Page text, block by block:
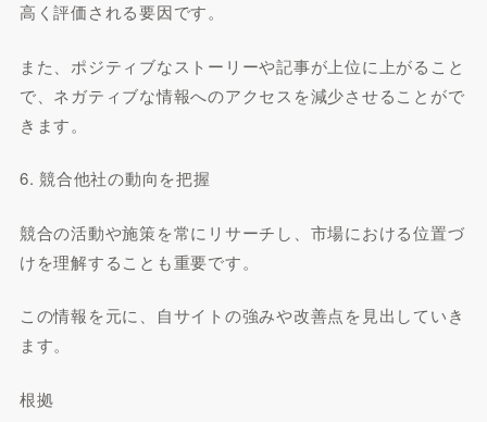
高く評価される要因です。
また、ポジティブなストーリーや記事が上位に上がること
で、ネガティブな情報へのアクセスを減少させることがで
きます。
6. 競合他社の動向を把握
競合の活動や施策を常にリサーチし、市場における位置づ
けを理解することも重要です。
この情報を元に、自サイトの強みや改善点を見出していき
ます。
根拠